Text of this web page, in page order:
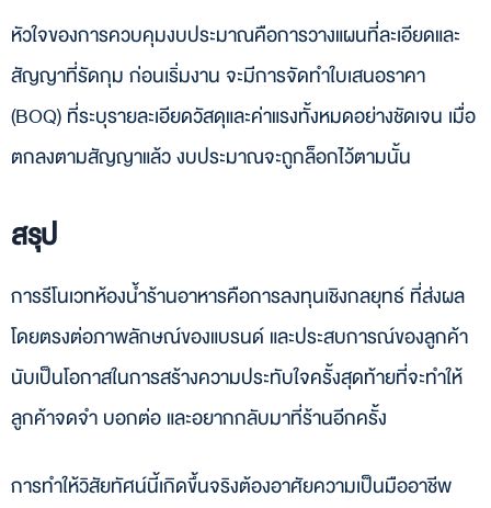
หัวใจของการควบคุมงบประมาณคือการวางแผนที่ละเอียดและ
สัญญาที่รัดกุม ก่อนเริ่มงาน จะมีการจัดทำใบเสนอราคา
(BOQ) ที่ระบุรายละเอียดวัสดุและค่าแรงทั้งหมดอย่างชัดเจน เมื่อ
ตกลงตามสัญญาแล้ว งบประมาณจะถูกล็อกไว้ตามนั้น
สรุป
การรีโนเวทห้องน้ำร้านอาหารคือการลงทุนเชิงกลยุทธ์ ที่ส่งผล
โดยตรงต่อภาพลักษณ์ของแบรนด์ และประสบการณ์ของลูกค้า
นับเป็นโอกาสในการสร้างความประทับใจครั้งสุดท้ายที่จะทำให้
ลูกค้าจดจำ บอกต่อ และอยากกลับมาที่ร้านอีกครั้ง
การทำให้วิสัยทัศน์นี้เกิดขึ้นจริงต้องอาศัยความเป็นมืออาชีพ